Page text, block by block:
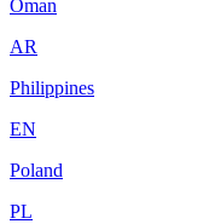
Oman
AR
Philippines
EN
Poland
PL